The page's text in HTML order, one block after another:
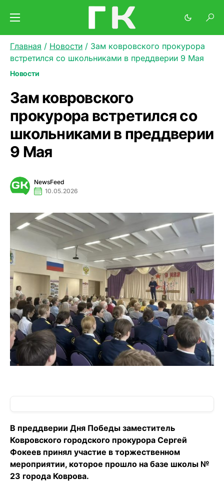
Главная / Новости / Зам ковровского прокурора
встретился со школьниками в преддверии 9 Мая
Новости
Зам ковровского
прокурора встретился со
школьниками в преддверии
9 Мая
NewsFeed
10.05.2026
В преддверии Дня Победы заместитель
Ковровского городского прокурора Сергей
Фокеев принял участие в торжественном
мероприятии, которое прошло на базе школы №
23 города Коврова.